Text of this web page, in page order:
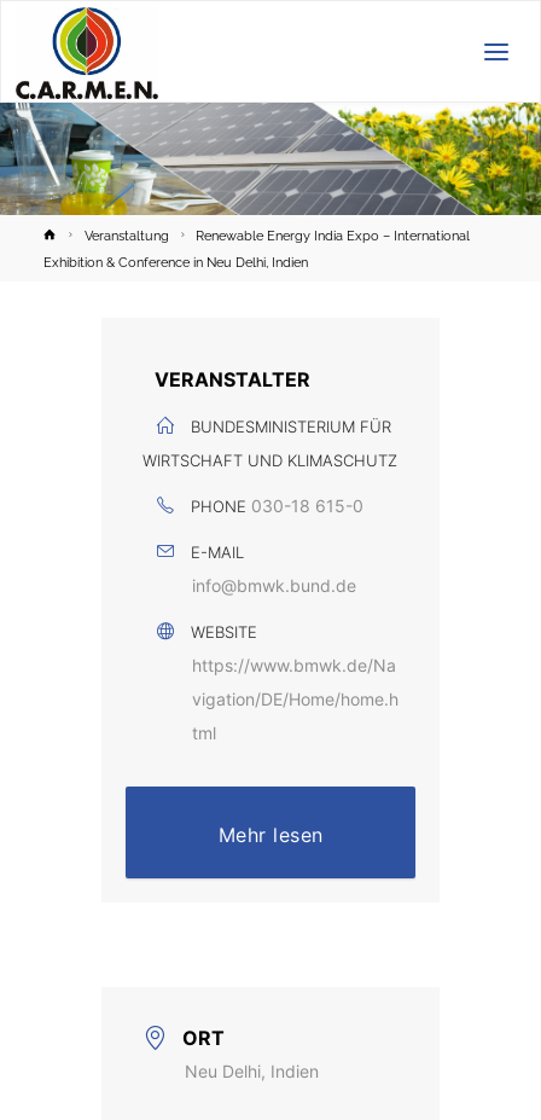
HomeVeranstaltung
Renewable Energy India Expo – International
Exhibition & Conference in Neu Delhi, Indien
VERANSTALTER
BUNDESMINISTERIUM FÜR
WIRTSCHAFT UND KLIMASCHUTZ
PHONE 030-18 615-0
E-MAIL
info@bmwk.bund.de
WEBSITE
https://www.bmwk.de/Na
vigation/DE/Home/home.h
tml
Mehr lesen
ORT
Neu Delhi, Indien